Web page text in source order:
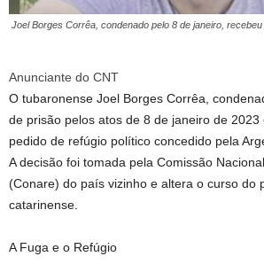
Joel Borges Corrêa, condenado pelo 8 de janeiro,
Anunciante do CNT
O tubaronense Joel Borges Corrêa,
de prisão pelos atos de 8 de janeiro de 2023
pedido de refúgio político concedido pela
A decisão foi tomada pela Comissão
(Conare) do país vizinho e altera o curso do
catarinense.
A Fuga e o Refúgio